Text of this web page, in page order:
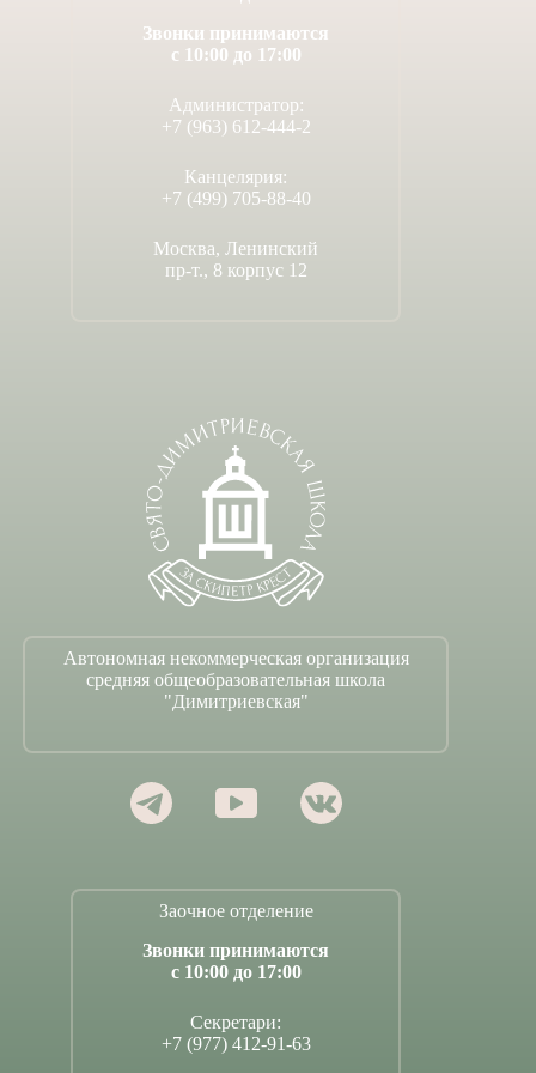
Звонки принимаются
с 10:00 до 17:00
Администратор:
+7 (963) 612-444-2
Канцелярия:
+7 (499) 705-88-40
Москва, Ленинский
пр-т., 8 корпус 12
Автономная некоммерческая организация
средняя общеобразовательная школа
"Димитриевская"
Заочное отделение
Звонки принимаются
с 10:00 до 17:00
Секретари:
+7 (977) 412-91-63